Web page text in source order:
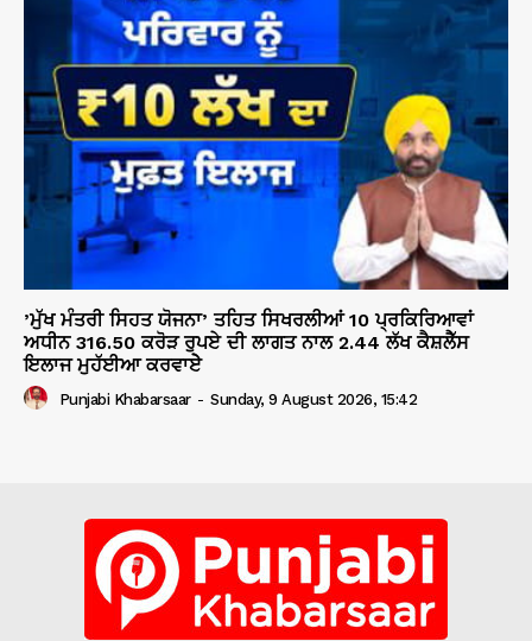
’ਮੁੱਖ ਮੰਤਰੀ ਸਿਹਤ ਯੋਜਨਾ’ ਤਹਿਤ ਸਿਖਰਲੀਆਂ 10 ਪ੍ਰਕਿਰਿਆਵਾਂ
ਅਧੀਨ 316.50 ਕਰੋੜ ਰੁਪਏ ਦੀ ਲਾਗਤ ਨਾਲ 2.44 ਲੱਖ ਕੈਸ਼ਲੈੱਸ
ਇਲਾਜ ਮੁਹੱਈਆ ਕਰਵਾਏੇ
Punjabi Khabarsaar - Sunday, 9 August 2026, 15:42